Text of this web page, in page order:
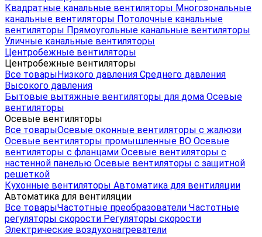
Квадратные канальные вентиляторы Многозональные
канальные вентиляторы Потолочные канальные
вентиляторы Прямоугольные канальные вентиляторы
Уличные канальные вентиляторы
Центробежные вентиляторы
Центробежные вентиляторы
Все товарыНизкого давления Среднего давления
Высокого давления
Бытовые вытяжные вентиляторы для дома Осевые
вентиляторы
Осевые вентиляторы
Все товарыОсевые оконные вентиляторы с жалюзи
Осевые вентиляторы промышленные ВО Осевые
вентиляторы с фланцами Осевые вентиляторы с
настенной панелью Осевые вентиляторы с защитной
решеткой
Кухонные вентиляторы Автоматика для вентиляции
Автоматика для вентиляции
Все товарыЧастотные преобразователи Частотные
регуляторы скорости Регуляторы скорости
Электрические воздухонагреватели